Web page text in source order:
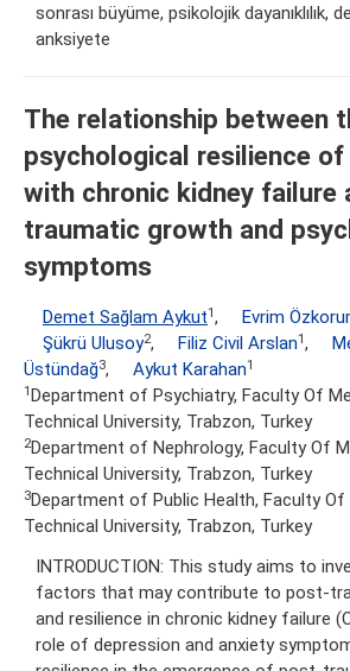
sonrası büyüme, psikolojik dayanıklılık,
anksiyete
The relationship between
psychological resilience
with chronic kidney failure
traumatic growth and
symptoms
Demet Sağlam Aykut1, Evrim
Şükrü Ulusoy2, Filiz Civil Arslan1,
Üstündağ3, Aykut Karahan1
1 Department of Psychiatry, Faculty Of
Technical University, Trabzon, Turkey
2Department of Nephrology, Faculty Of
Technical University, Trabzon, Turkey
3Department of Public Health, Faculty Of
Technical University, Trabzon, Turkey
INTRODUCTION: This study aims to
factors that may contribute to post-
and resilience in chronic kidney failure
role of depression and anxiety